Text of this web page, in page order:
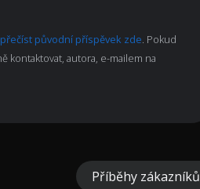
přečíst původní příspěvek zde. Pokud
kontaktovat, autora, e-mailem na
Příběhy zákazníků